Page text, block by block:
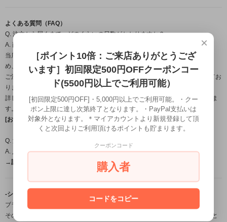
よくある質問（FAQ）
Q. 注文から届くまで、どのくらいの日数がかかりますか？
A. 商品によって納期は異なります。
当店の作品はすべて職人が一点ずつ手作業で製作するフルハンドメイドのた
め、
ご注文・ご入金確認後から発送までは営業日約1週間～のお時間をいただいてお
ります。
詳しいお届け時期につきましては、ご注文確定後にメールにてご案内いたしま
す。
[お届け日目安についてはこちら←]
Q. 温泉やプール、お風呂に入るときは外したほうがいいですか？
A. 入浴時の着用は避けて頂くことをおすすめします。
→詳しくはこちら（FAQ）←
-シルバーアクセサリーブランド「龍頭」について-
ブランド名の「龍頭」とは梵鐘の最上部にある鐘を吊るす留め金の名。
その良し悪しで鐘の風格さえも変えてしまう必要不可欠な大事な部分を由来と
×
［ポイント10倍：ご来店ありがとうござ
います］初回限定500円OFFクーポンコー
ド(5500円以上でご利用可能）
[初回限定500円OFF]・5,000円以上でご利用可能。・クー
ポン上限に達し次第終了となります。・PayPal支払いは
対象外となります。＊マイアカウントより新規登録して頂
くと次回よりご利用頂けるポイントも貯まります。
クーポンコード
購入者
コードをコピー